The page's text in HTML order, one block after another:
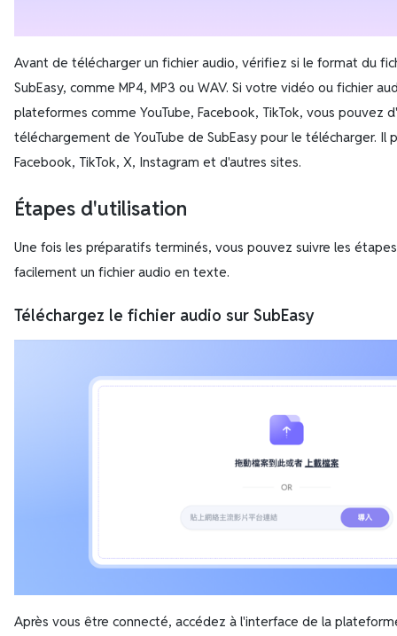
Avant de télécharger un fichier audio, vérifiez si le format du
SubEasy, comme MP4, MP3 ou WAV. Si votre vidéo ou fichier
plateformes comme YouTube, Facebook, TikTok, vous pouvez
téléchargement de YouTube de SubEasy pour le télécharger. Il
Facebook, TikTok, X, Instagram et d'autres sites.
Étapes d'utilisation
Une fois les préparatifs terminés, vous pouvez suivre les
facilement un fichier audio en texte.
Téléchargez le fichier audio sur SubEasy
Après vous être connecté, accédez à l'interface de la